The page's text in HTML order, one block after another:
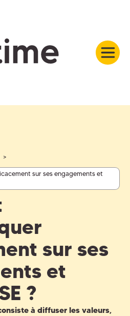
>
sur ses engagements et
sur ses
et
?
à diffuser les valeurs,